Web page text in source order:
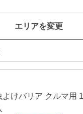
エリアを変更